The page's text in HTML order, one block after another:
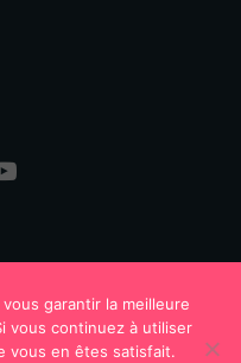
garantir la meilleure
vous continuez à utiliser
vous en êtes satisfait.